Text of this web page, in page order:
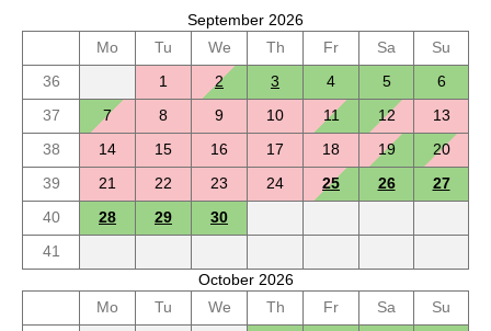
September 2026
Mo
Tu We Th Fr Sa
Su
36
1 2 3 4 5
6
37
7 8 9 10 11 12
13
38
14 15 16 17 18 19
20
39
21 22 23 24 25 26
27
40
28 29
30
41
October 2026
Mo
Tu We Th Fr Sa
Su